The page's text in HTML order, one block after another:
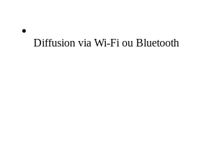
Diffusion via Wi-Fi ou Bluetooth